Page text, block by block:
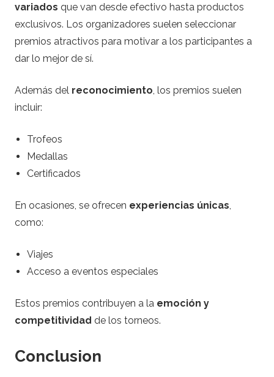
variados que van desde efectivo hasta productos
exclusivos. Los organizadores suelen seleccionar
premios atractivos para motivar a los participantes a
dar lo mejor de sí.
Además del reconocimiento, los premios suelen
incluir:
Trofeos
Medallas
Certificados
En ocasiones, se ofrecen experiencias únicas,
como:
Viajes
Acceso a eventos especiales
Estos premios contribuyen a la emoción y
competitividad de los torneos.
Conclusion